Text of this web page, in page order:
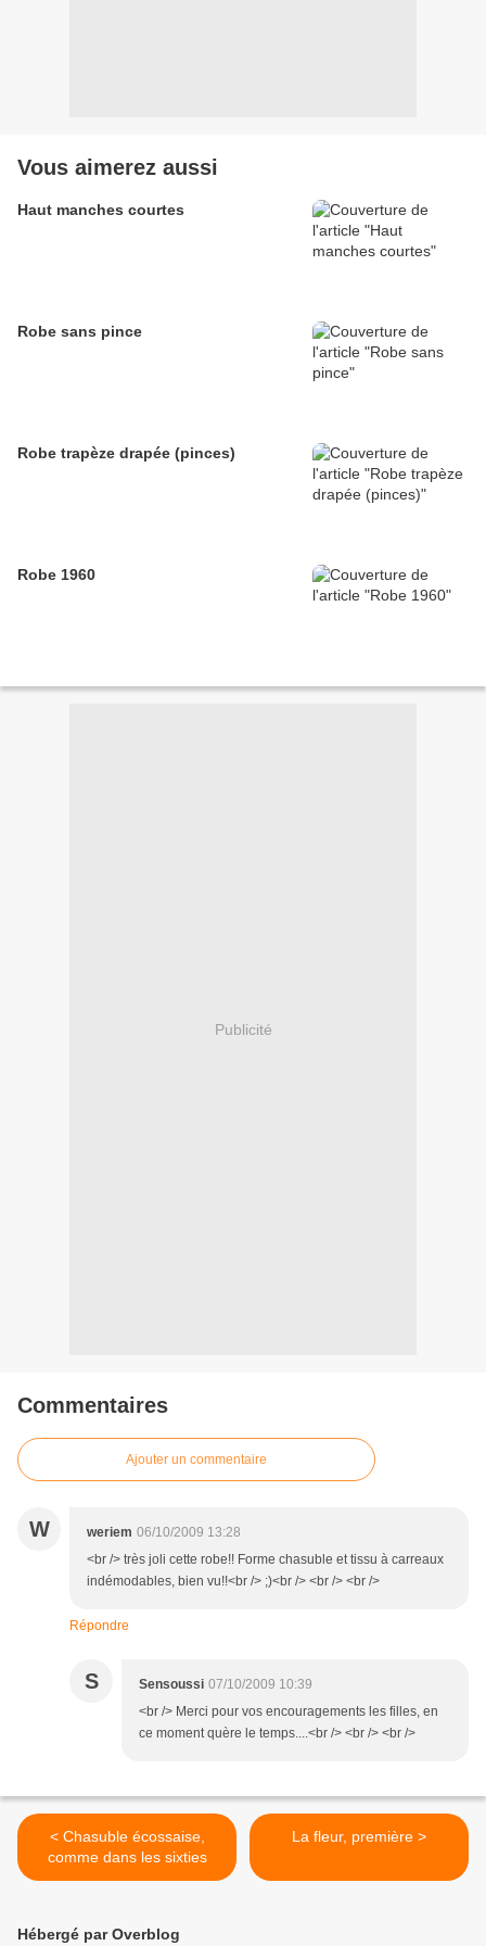
Vous aimerez aussi
Haut manches courtes
Robe sans pince
Robe trapèze drapée (pinces)
Robe 1960
Publicité
Commentaires
Ajouter un commentaire
W weriem 06/10/2009 13:28
<br /> très joli cette robe!! Forme chasuble et tissu à carreaux
indémodables, bien vu!!<br /> ;)<br /> <br /> <br />
Répondre
S Sensoussi 07/10/2009 10:39
<br /> Merci pour vos encouragements les filles, en
ce moment quère le temps....<br /> <br /> <br />
< Chasuble écossaise,
comme dans les sixties
La fleur, première >
Hébergé par Overblog